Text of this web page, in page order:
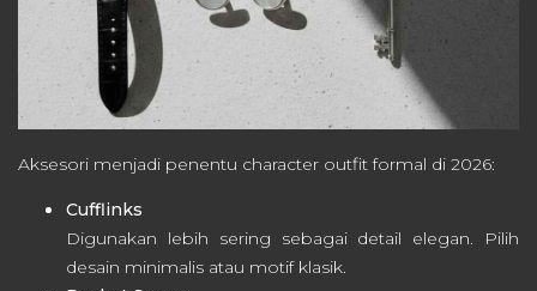
Aksesori menjadi penentu character outfit formal di 2026:
Cufflinks
Digunakan lebih sering sebagai detail elegan. Pilih
desain minimalis atau motif klasik.